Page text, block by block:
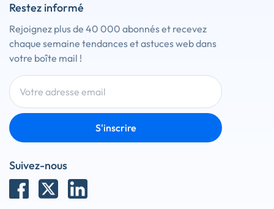
Restez informé
Rejoignez plus de 40 000 abonnés et recevez
chaque semaine tendances et astuces web dans
votre boîte mail !
S'inscrire
Suivez-nous